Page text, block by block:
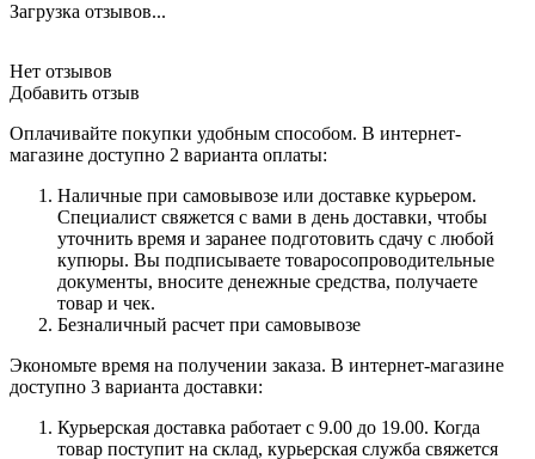
Загрузка отзывов...
Нет отзывов
Добавить отзыв
Оплачивайте покупки удобным способом. В интернет-
магазине доступно 2 варианта оплаты:
Наличные при самовывозе или доставке курьером.
Специалист свяжется с вами в день доставки, чтобы
уточнить время и заранее подготовить сдачу с любой
купюры. Вы подписываете товаросопроводительные
документы, вносите денежные средства, получаете
товар и чек.
Безналичный расчет при самовывозе
Экономьте время на получении заказа. В интернет-магазине
доступно 3 варианта доставки:
Курьерская доставка работает с 9.00 до 19.00. Когда
товар поступит на склад, курьерская служба свяжется